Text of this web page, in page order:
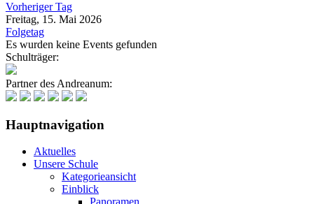
Vorheriger Tag
Freitag, 15. Mai 2026
Folgetag
Es wurden keine Events gefunden
Schulträger:
Partner des Andreanum:
Hauptnavigation
Aktuelles
Unsere Schule
Kategorieansicht
Einblick